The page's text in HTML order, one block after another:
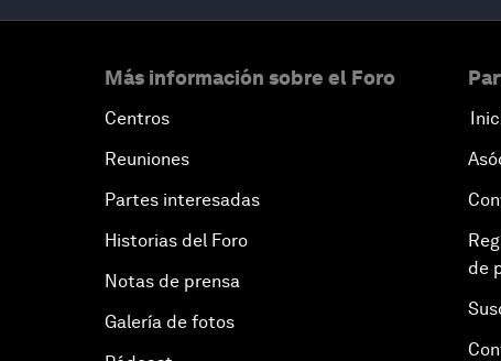
Más información sobre el Foro
Centros
Reuniones
Partes interesadas
Historias del Foro
Notas de prensa
Galería de fotos
de